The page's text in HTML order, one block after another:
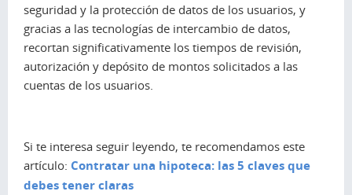
seguridad y la protección de datos de los usuarios, y
gracias a las tecnologías de intercambio de datos,
recortan significativamente los tiempos de revisión,
autorización y depósito de montos solicitados a las
cuentas de los usuarios.
Si te interesa seguir leyendo, te recomendamos este
artículo: Contratar una hipoteca: las 5 claves que
debes tener claras